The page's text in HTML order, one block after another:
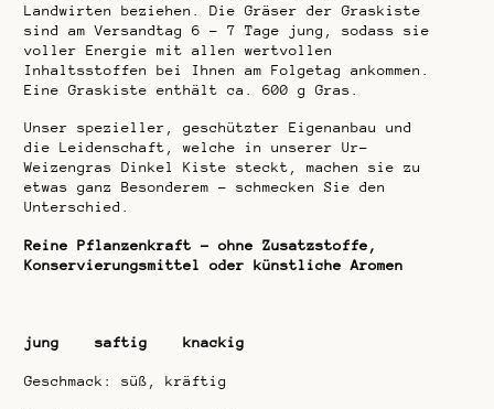
Landwirten beziehen. Die Gräser der Graskiste
sind am Versandtag 6 – 7 Tage jung, sodass sie
voller Energie mit allen wertvollen
Inhaltsstoffen bei Ihnen am Folgetag ankommen.
Eine Graskiste enthält ca. 600 g Gras.
Unser spezieller, geschützter Eigenanbau und
die Leidenschaft, welche in unserer Ur-
Weizengras Dinkel Kiste steckt, machen sie zu
etwas ganz Besonderem – schmecken Sie den
Unterschied.
Reine Pflanzenkraft – ohne Zusatzstoffe,
Konservierungsmittel oder künstliche Aromen
jung saftig knackig
Geschmack: süß, kräftig